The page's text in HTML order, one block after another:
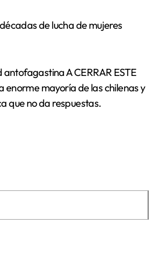
de lucha de mujeres
A CERRAR ESTE
enorme mayoría de las chilenas y
que no da respuestas.